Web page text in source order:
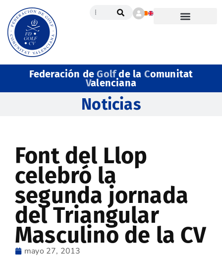
Federación deGolfde la Comunitat
Valenciana
Noticias
Font del Llop
celebró la
segunda jornada
del Triangular
Masculino de la CV
mayo 27, 2013